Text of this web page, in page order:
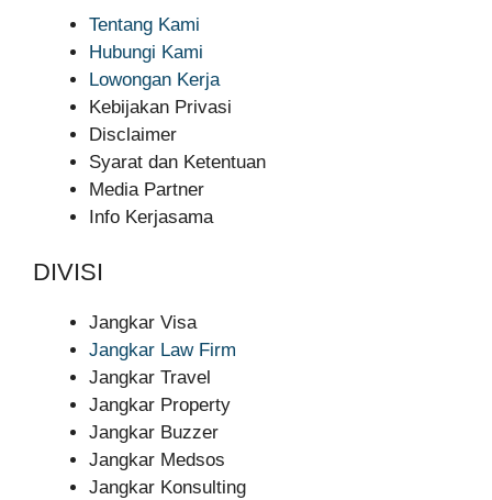
Tentang Kami
Hubungi Kami
Lowongan Kerja
Kebijakan Privasi
Disclaimer
Syarat dan Ketentuan
Media Partner
Info Kerjasama
DIVISI
Jangkar Visa
Jangkar Law Firm
Jangkar Travel
Jangkar Property
Jangkar Buzzer
Jangkar Medsos
Jangkar Konsulting